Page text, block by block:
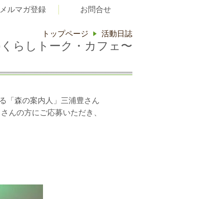
メルマガ登録 お問合せ
トップページ 活動日誌
らしトーク・カフェ〜
「森の案内人」三浦豊さん
んの方にご応募いただき、